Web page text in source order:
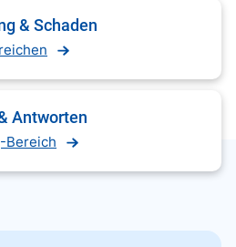
& Schaden
Antworten
Bereich